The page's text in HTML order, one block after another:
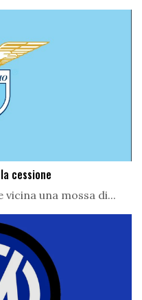
cessione
una mossa di...